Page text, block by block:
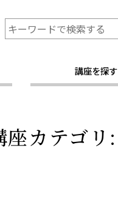
講座を探す
座カテゴリ: